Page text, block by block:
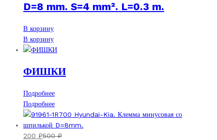
D=8 mm. S=4 mm². L=0.3 m.
В корзину
В корзину
ФИШКИ
Подробнее
Подробнее
200 ₽500₽